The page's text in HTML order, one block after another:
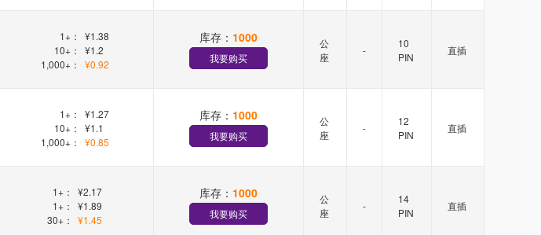
1+：
¥1.38
10+：
¥1.2
1,000+：
¥0.92
库存： 1000
我要购买
公
座
-
10
PIN
直插
1+：
¥1.27
10+：
¥1.1
1,000+：
¥0.85
库存： 1000
我要购买
公
座
-
12
PIN
直插
1+：
¥2.17
1+：
¥1.89
30+：
¥1.45
库存： 1000
我要购买
公
座
-
14
PIN
直插